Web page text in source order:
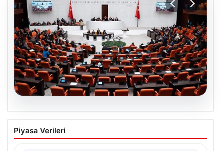
09.08.2026
Terörsüz Türkiye Yasa Teklifi Yasama
Sürecinde Öne Çıkıyor
Piyasa Verileri